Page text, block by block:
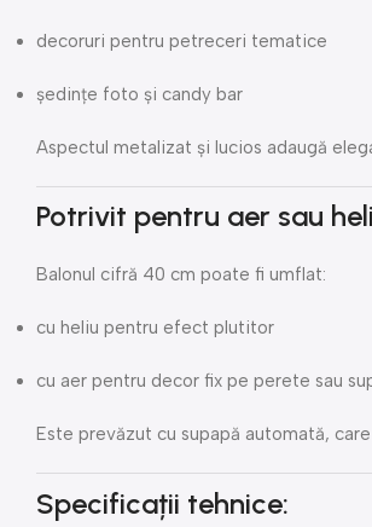
decoruri pentru petreceri tematice
ședințe foto și candy bar
Aspectul metalizat și lucios adaugă
Potrivit pentru aer sau
Balonul cifră 40 cm poate fi umflat:
cu heliu pentru efect plutitor
cu aer pentru decor fix pe perete sau
Este prevăzut cu supapă automată,
Specificații tehnice: